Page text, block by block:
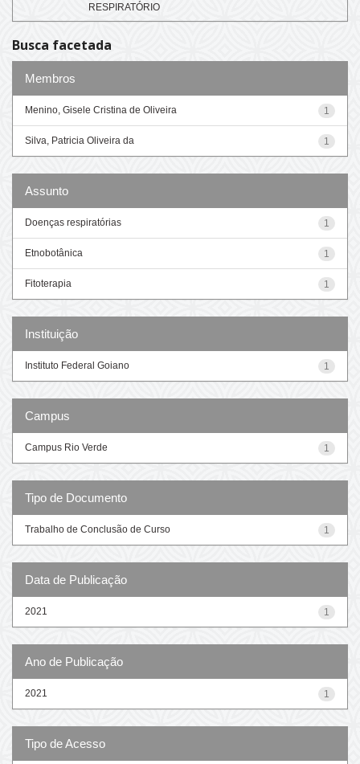
RESPIRATÓRIO
Busca facetada
Membros
1
Menino, Gisele Cristina de Oliveira
1
Silva, Patricia Oliveira da
Assunto
1
Doenças respiratórias
1
Etnobotânica
1
Fitoterapia
Instituição
1
Instituto Federal Goiano
Campus
1
Campus Rio Verde
Tipo de Documento
1
Trabalho de Conclusão de Curso
Data de Publicação
1
2021
Ano de Publicação
1
2021
Tipo de Acesso